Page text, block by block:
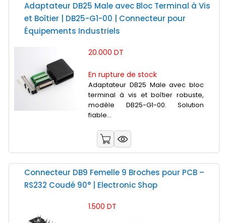
Adaptateur DB25 Male avec Bloc Terminal à Vis
et Boîtier | DB25-G1-00 | Connecteur pour
Équipements Industriels
20.000 DT
En rupture de stock
Adaptateur DB25 Male avec bloc
terminal à vis et boîtier robuste,
modèle DB25-G1-00. Solution
fiable...
Connecteur DB9 Femelle 9 Broches pour PCB –
RS232 Coudé 90° | Electronic Shop
1.500 DT